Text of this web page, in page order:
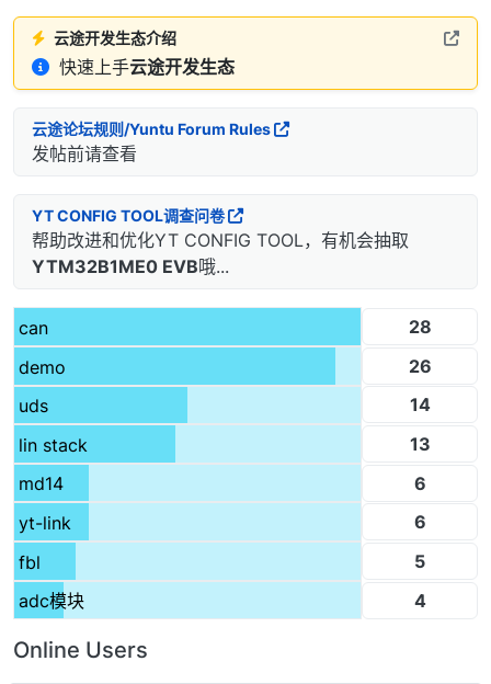
云途开发生态介绍
快速上手云途开发生态
云途论坛规则/Yuntu Forum Rules
发帖前请查看
YT CONFIG TOOL调查问卷
帮助改进和优化YT CONFIG TOOL，有机会抽取
YTM32B1ME0 EVB哦...
can
28
demo
26
uds
14
lin stack
13
md14
6
yt-link
6
fbl
5
adc模块
4
Online Users